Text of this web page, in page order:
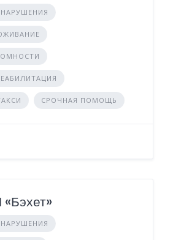
СРОЧНАЯ ПОМОЩЬ